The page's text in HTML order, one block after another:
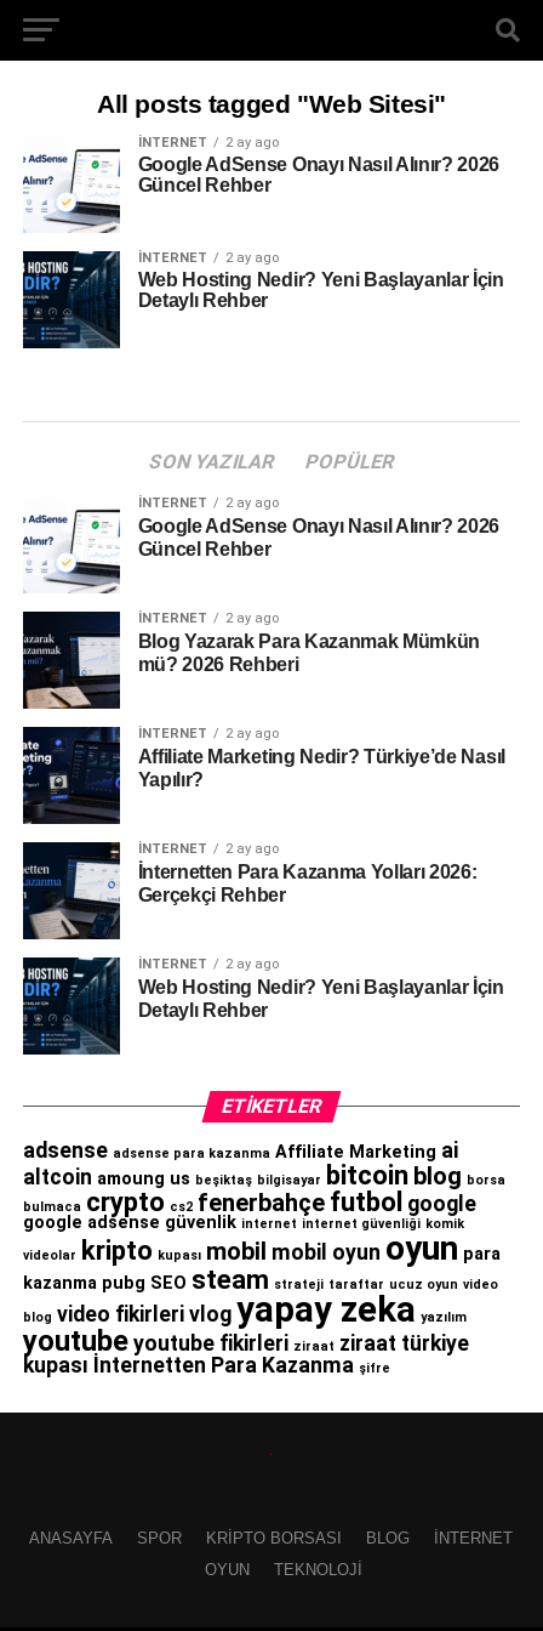
All posts tagged "Web Sitesi"
İNTERNET 2 ay ago
Google AdSense Onayı Nasıl Alınır? 2026
Güncel Rehber
İNTERNET 2 ay ago
Web Hosting Nedir? Yeni Başlayanlar İçin
Detaylı Rehber
SON YAZILAR POPÜLER
İNTERNET 2 ay ago
Google AdSense Onayı Nasıl Alınır? 2026
Güncel Rehber
İNTERNET 2 ay ago
Blog Yazarak Para Kazanmak Mümkün
mü? 2026 Rehberi
İNTERNET 2 ay ago
Affiliate Marketing Nedir? Türkiye’de Nasıl
Yapılır?
İNTERNET 2 ay ago
İnternetten Para Kazanma Yolları 2026:
Gerçekçi Rehber
İNTERNET 2 ay ago
Web Hosting Nedir? Yeni Başlayanlar İçin
Detaylı Rehber
ETIKETLER
adsense adsense para kazanma Affiliate Marketing ai
altcoin amoung us beşiktaş bilgisayar bitcoin blog borsa
bulmaca crypto cs2 fenerbahçe futbol google
google adsense güvenlik internet internet güvenliği komik
videolar kripto kupası mobil mobil oyun oyun para
kazanma pubg SEO steam strateji taraftar ucuz oyun video
blog video fikirleri vlog yapay zeka yazılım
youtube youtube fikirleri ziraat ziraat türkiye
kupası İnternetten Para Kazanma şifre
ANASAYFA SPOR KRIPTO BORSASI BLOG
İNTERNET
OYUN
TEKNOLOJI